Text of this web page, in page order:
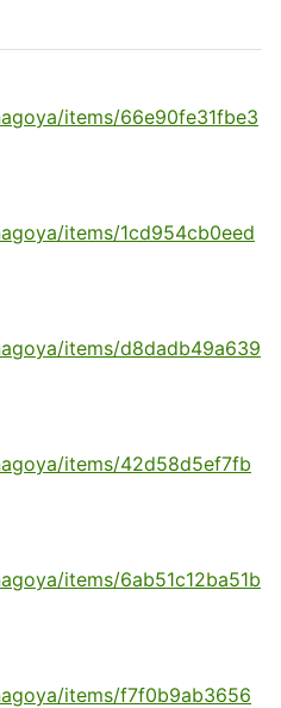
items/66e90fe31fbe3
items/1cd954cb0eed
items/d8dadb49a639
items/42d58d5ef7fb
items/6ab51c12ba51b
items/f7f0b9ab3656